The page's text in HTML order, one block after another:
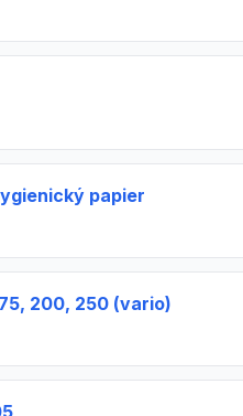
papier
200, 250 (vario)